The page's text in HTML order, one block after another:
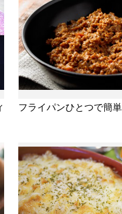
フライパンひとつで簡